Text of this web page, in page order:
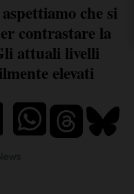
che si
contrastare la
attuali livelli
elevati